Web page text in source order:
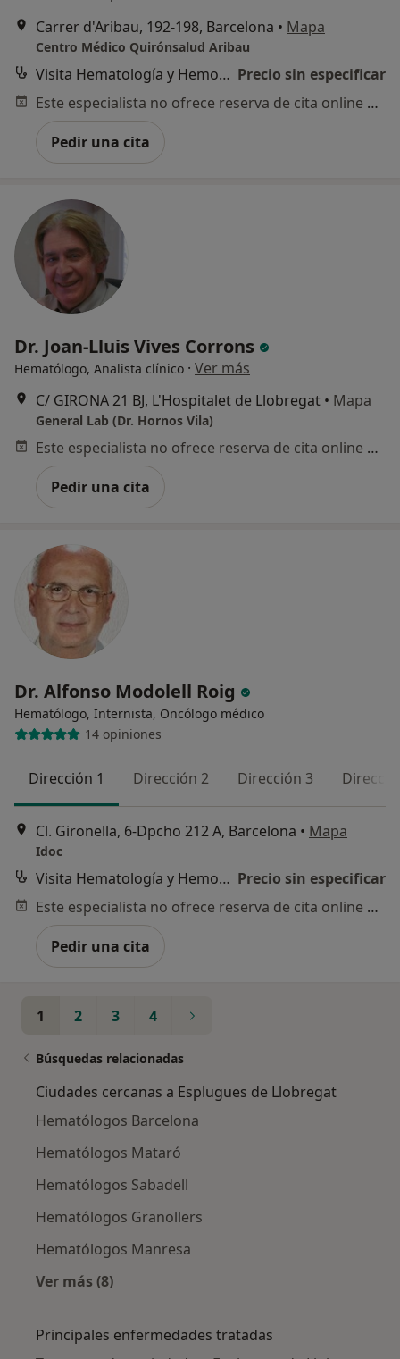
Carrer d'Aribau, 192-198, Barcelona • Mapa
Centro Médico Quirónsalud Aribau
Visita Hematología y Hemoterapia Precio sin especificar
Este especialista no ofrece reserva de cita online en esta dirección.
Pedir una cita
Dr. Joan-Lluis Vives Corrons
Hematólogo, Analista clínico · Ver más
C/ GIRONA 21 BJ, L'Hospitalet de Llobregat • Mapa
General Lab (Dr. Hornos Vila)
Este especialista no ofrece reserva de cita online en esta dirección.
Pedir una cita
Dr. Alfonso Modolell Roig
Hematólogo, Internista, Oncólogo médico
14 opiniones
Dirección 1 Dirección 2 Dirección 3
Cl. Gironella, 6-Dpcho 212 A, Barcelona • Mapa
Idoc
Visita Hematología y Hemoterapia Precio sin especificar
Este especialista no ofrece reserva de cita online en esta dirección.
Pedir una cita
1 2 3 4
Búsquedas relacionadas
Ciudades cercanas a Esplugues de Llobregat
Hematólogos Barcelona
Hematólogos Mataró
Hematólogos Sabadell
Hematólogos Granollers
Hematólogos Manresa
Ver más (8)
Principales enfermedades tratadas